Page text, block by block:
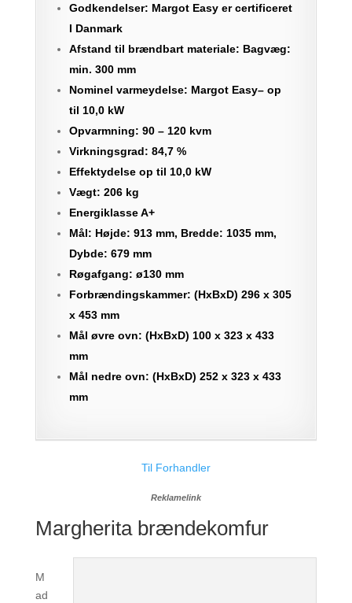
Godkendelser: Margot Easy er certificeret
I Danmark
Afstand til brændbart materiale: Bagvæg:
min. 300 mm
Nominel varmeydelse: Margot Easy– op
til 10,0 kW
Opvarmning: 90 – 120 kvm
Virkningsgrad: 84,7 %
Effektydelse op til 10,0 kW
Vægt: 206 kg
Energiklasse A+
Mål: Højde: 913 mm, Bredde: 1035 mm,
Dybde: 679 mm
Røgafgang: ø130 mm
Forbrændingskammer: (HxBxD) 296 x 305
x 453 mm
Mål øvre ovn: (HxBxD) 100 x 323 x 433
mm
Mål nedre ovn: (HxBxD) 252 x 323 x 433
mm
Til Forhandler
Reklamelink
Margherita brændekomfur
M
ad